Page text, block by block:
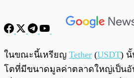
พร้อมเล่น
ในขณะนี้เหรียญ Tether (USDT) นั้
โตที่มีขนาดมูลค่าตลาดใหญ่เป็นอั